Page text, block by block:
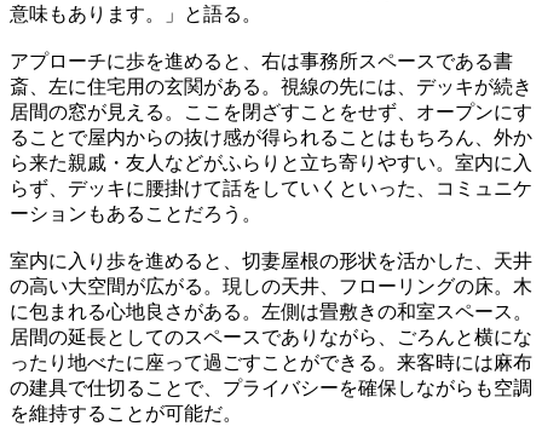
意味もあります。」と語る。
アプローチに歩を進めると、右は事務所スペースである書
斎、左に住宅用の玄関がある。視線の先には、デッキが続き
居間の窓が見える。ここを閉ざすことをせず、オープンにす
ることで屋内からの抜け感が得られることはもちろん、外か
ら来た親戚・友人などがふらりと立ち寄りやすい。室内に入
らず、デッキに腰掛けて話をしていくといった、コミュニケ
ーションもあることだろう。
室内に入り歩を進めると、切妻屋根の形状を活かした、天井
の高い大空間が広がる。現しの天井、フローリングの床。木
に包まれる心地良さがある。左側は畳敷きの和室スペース。
居間の延長としてのスペースでありながら、ごろんと横にな
ったり地べたに座って過ごすことができる。来客時には麻布
の建具で仕切ることで、プライバシーを確保しながらも空調
を維持することが可能だ。